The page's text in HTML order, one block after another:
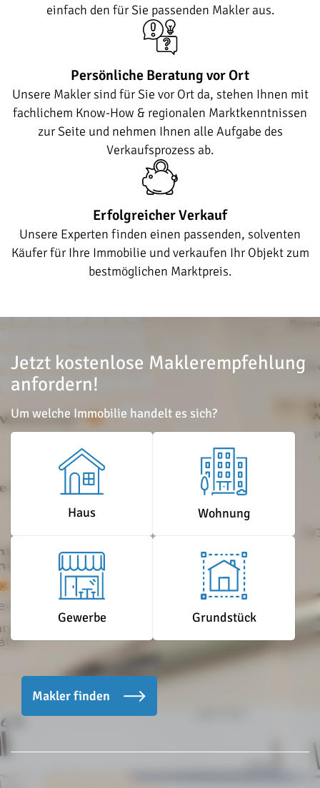
einfach den für Sie passenden Makler aus.
Persönliche Beratung vor Ort
Unsere Makler sind für Sie vor Ort da, stehen Ihnen mit
fachlichem Know-How & regionalen Marktkenntnissen
zur Seite und nehmen Ihnen alle Aufgabe des
Verkaufsprozess ab.
Erfolgreicher Verkauf
Unsere Experten finden einen passenden, solventen
Käufer für Ihre Immobilie und verkaufen Ihr Objekt zum
bestmöglichen Marktpreis.
Jetzt kostenlose Maklerempfehlung
anfordern!
Um welche Immobilie handelt es sich?
Haus Wohnung
Gewerbe Grundstück
Makler finden